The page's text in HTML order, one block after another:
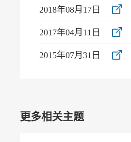
2018年08月17日
2017年04月11日
2015年07月31日
更多相关主题